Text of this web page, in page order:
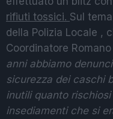
rifiuti tossici. Sul
della Polizia Locale ,
Coordinatore Romano
anni abbiamo
sicurezza dei caschi
inutili quanto
insediamenti che si